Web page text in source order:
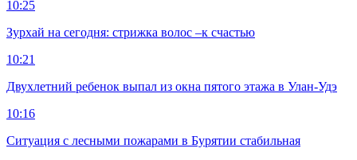
10:25
Зурхай на сегодня: стрижка волос –к счастью
10:21
Двухлетний ребенок выпал из окна пятого этажа в Улан-Удэ
10:16
Ситуация с лесными пожарами в Бурятии стабильная